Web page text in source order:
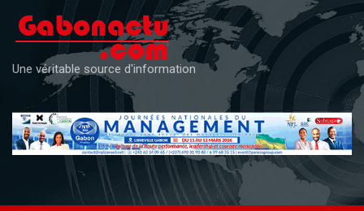
content
Une véritable source d'information